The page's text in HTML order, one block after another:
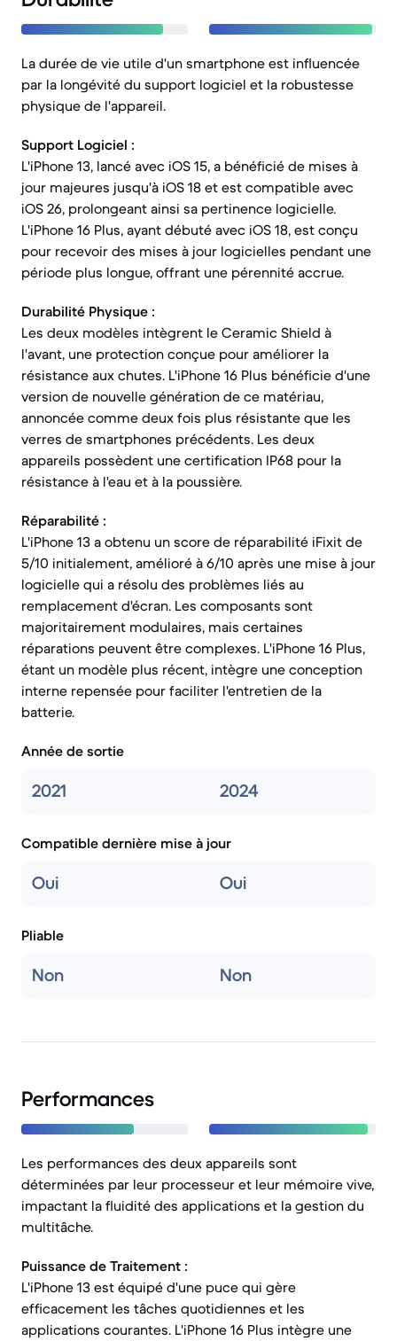
La durée de vie utile d'un smartphone est influencée
par la longévité du support logiciel et la robustesse
physique de l'appareil.
Support Logiciel :
L'iPhone 13, lancé avec iOS 15, a bénéficié de mises à
jour majeures jusqu'à iOS 18 et est compatible avec
iOS 26, prolongeant ainsi sa pertinence logicielle.
L'iPhone 16 Plus, ayant débuté avec iOS 18, est conçu
pour recevoir des mises à jour logicielles pendant une
période plus longue, offrant une pérennité accrue.
Durabilité Physique :
Les deux modèles intègrent le Ceramic Shield à
l'avant, une protection conçue pour améliorer la
résistance aux chutes. L'iPhone 16 Plus bénéficie d'une
version de nouvelle génération de ce matériau,
annoncée comme deux fois plus résistante que les
verres de smartphones précédents. Les deux
appareils possèdent une certification IP68 pour la
résistance à l'eau et à la poussière.
Réparabilité :
L'iPhone 13 a obtenu un score de réparabilité iFixit de
5/10 initialement, amélioré à 6/10 après une mise à jour
logicielle qui a résolu des problèmes liés au
remplacement d'écran. Les composants sont
majoritairement modulaires, mais certaines
réparations peuvent être complexes. L'iPhone 16 Plus,
étant un modèle plus récent, intègre une conception
interne repensée pour faciliter l'entretien de la
batterie.
Année de sortie
2021 2024
Compatible dernière mise à jour
Oui Oui
Pliable
Non Non
Performances
Les performances des deux appareils sont
déterminées par leur processeur et leur mémoire vive,
impactant la fluidité des applications et la gestion du
multitâche.
Puissance de Traitement :
L'iPhone 13 est équipé d'une puce qui gère
efficacement les tâches quotidiennes et les
applications courantes. L'iPhone 16 Plus intègre une